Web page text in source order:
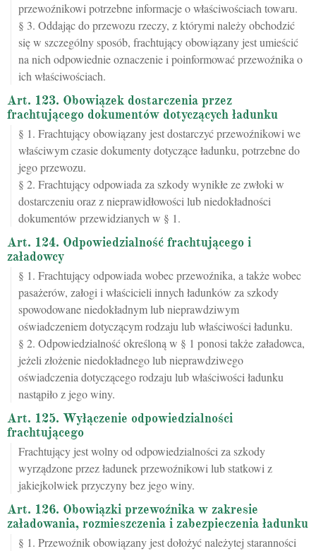
przewoźnikowi potrzebne informacje o właściwościach towaru.
§ 3. Oddając do przewozu rzeczy, z którymi należy obchodzić
się w szczególny sposób, frachtujący obowiązany jest umieścić
na nich odpowiednie oznaczenie i poinformować przewoźnika o
ich właściwościach.
Art. 123. Obowiązek dostarczenia przez
frachtującego dokumentów dotyczących ładunku
§ 1. Frachtujący obowiązany jest dostarczyć przewoźnikowi we
właściwym czasie dokumenty dotyczące ładunku, potrzebne do
jego przewozu.
§ 2. Frachtujący odpowiada za szkody wynikłe ze zwłoki w
dostarczeniu oraz z nieprawidłowości lub niedokładności
dokumentów przewidzianych w § 1.
Art. 124. Odpowiedzialność frachtującego i
załadowcy
§ 1. Frachtujący odpowiada wobec przewoźnika, a także wobec
pasażerów, załogi i właścicieli innych ładunków za szkody
spowodowane niedokładnym lub nieprawdziwym
oświadczeniem dotyczącym rodzaju lub właściwości ładunku.
§ 2. Odpowiedzialność określoną w § 1 ponosi także załadowca,
jeżeli złożenie niedokładnego lub nieprawdziwego
oświadczenia dotyczącego rodzaju lub właściwości ładunku
nastąpiło z jego winy.
Art. 125. Wyłączenie odpowiedzialności
frachtującego
Frachtujący jest wolny od odpowiedzialności za szkody
wyrządzone przez ładunek przewoźnikowi lub statkowi z
jakiejkolwiek przyczyny bez jego winy.
Art. 126. Obowiązki przewoźnika w zakresie
załadowania, rozmieszczenia i zabezpieczenia ładunku
§ 1. Przewoźnik obowiązany jest dołożyć należytej staranności